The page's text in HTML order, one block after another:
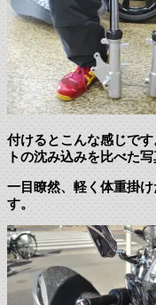
付けるとこんな感じで
トの沈み込みを比べた写
一目瞭然、軽く体重掛
す。